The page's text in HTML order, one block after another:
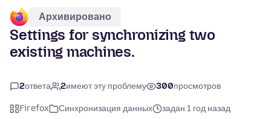
Архивировано
Settings for synchronizing two
existing machines.
2ответа 2имеют эту проблему 300просмотров
Firefox Синхронизация данных
задан 1 год назад